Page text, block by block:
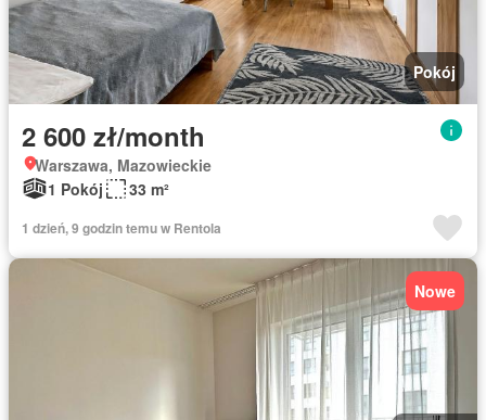
Pokój
2 600 zł/month
Warszawa, Mazowieckie
1 Pokój
33 m²
1 dzień, 9 godzin temu w Rentola
Nowe